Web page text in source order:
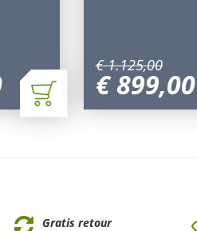
€ 1.125,00
€ 899,00
Gratis retour